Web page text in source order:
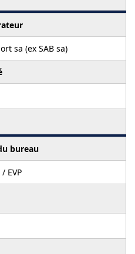
sa (ex SAB sa)
bureau
EVP